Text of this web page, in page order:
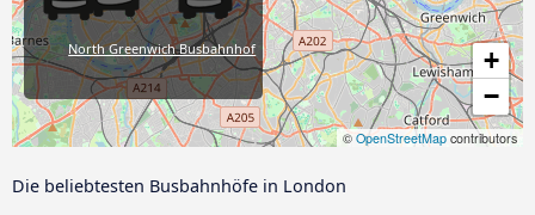
+
−
© OpenStreetMap contributors
North Greenwich Busbahnhof
Stratford Bus Station
Die beliebtesten Busbahnhöfe in London